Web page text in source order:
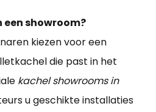
een showroom?
kiezen voor een
die past in het
kachel showrooms in
u geschikte installaties